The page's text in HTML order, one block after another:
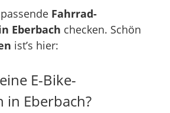
Fahrrad-
Eberbach checken. Schön
ist’s hier:
E-Bike-
in Eberbach?